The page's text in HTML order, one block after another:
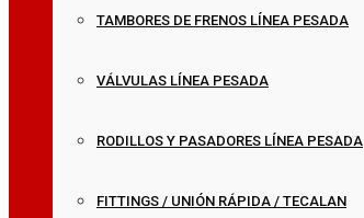
TAMBORES DE FRENOS LÍNEA PESADA
VÁLVULAS LÍNEA PESADA
RODILLOS Y PASADORES LÍNEA PESADA
FITTINGS / UNIÓN RÁPIDA / TECALAN